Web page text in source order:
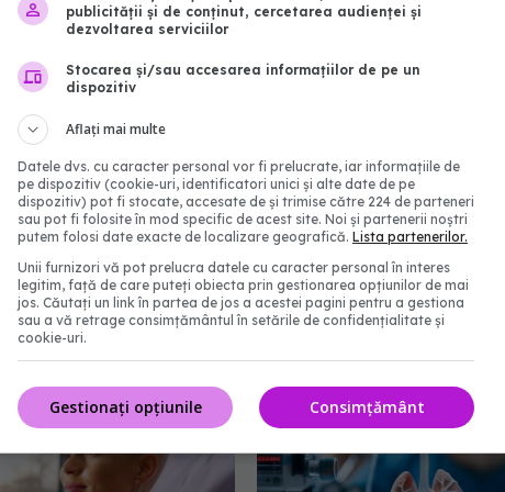
nu vor mai conține
elimină tiomersalul
Vaccinul COVID-19,
medicală care a salvat
bani, arată cel mai
25 apr 2025, 12:04
publicității și de conținut, cercetarea audienței și
dezvoltarea serviciilor
Stocarea și/sau accesarea informațiilor de pe un
dispozitiv
Aflați mai multe
Datele dvs. cu caracter personal vor fi prelucrate, iar informațiile de
pe dispozitiv (cookie-uri, identificatori unici și alte date de pe
dispozitiv) pot fi stocate, accesate de și trimise către 224 de parteneri
sau pot fi folosite în mod specific de acest site. Noi și partenerii noștri
putem folosi date exacte de localizare geografică. Lista partenerilor.
Unii furnizori vă pot prelucra datele cu caracter personal în interes
legitim, față de care puteți obiecta prin gestionarea opțiunilor de mai
jos. Căutați un link în partea de jos a acestei pagini pentru a gestiona
sau a vă retrage consimțământul în setările de confidențialitate și
cookie-uri.
Consimțământ
Gestionați opțiunile